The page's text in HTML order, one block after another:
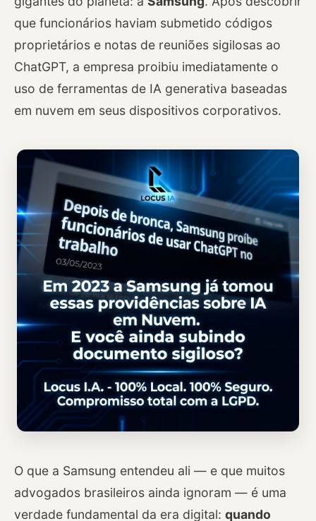
que funcionários haviam submetido códigos
proprietários e notas de reuniões sigilosas ao
ChatGPT, a empresa proibiu imediatamente o
uso de ferramentas de IA generativa baseadas
em nuvem em seus dispositivos corporativos.
O que a Samsung entendeu ali — e que muitos
advogados brasileiros ainda ignoram — é uma
verdade fundamental da era digital: quando